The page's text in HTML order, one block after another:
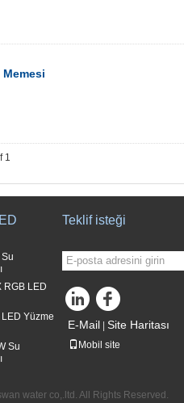
Memesi
1
RGB LED
Yüzme
Su
Teklif isteği
E-Mail Site Haritası
Mobil site
water co,.ltd. All Rights Reserved.